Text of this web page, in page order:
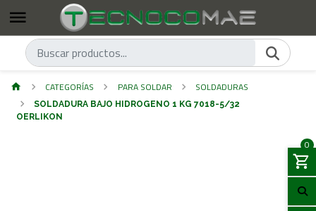
0
CATEGORÍAS PARA SOLDAR SOLDADURAS
SOLDADURA BAJO HIDROGENO 1 KG 7018-5/32
OERLIKON